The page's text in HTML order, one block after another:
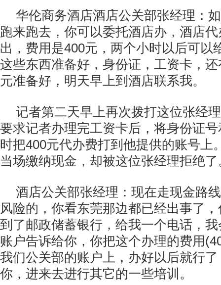
华伦商务酒店酒店公关部张经理：
跑来跑去，你可以委托酒店办，酒店
出，费用是400元，两个小时以后可以
这些东西准备好，身份证，工资卡，
元准备好，明天早上到酒店联系我。
记者第二天早上再次拨打这位张经
要求记者办理完工资卡后，将身份证
时把400元代办费打到他提供的账号上
当场缴纳现金，却被这位张经理拒绝了
酒店公关部张经理：现在走现金路
风险的，你看东莞那边都已经出事了
到了邮政储蓄银行，给我一个电话，
账户告诉给你，你把这个办理的费用
我们公关部的账户上，办好以后就行
你，进来去进行其它的一些培训。